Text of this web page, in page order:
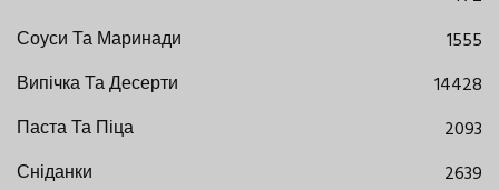
Соуси Та Маринади
1555
Випічка Та Десерти
14428
Паста Та Піца
2093
Сніданки
2639